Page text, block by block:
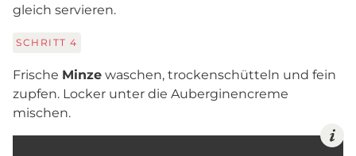
gleich servieren.
SCHRITT 4
Frische Minze waschen, trockenschütteln und fein
zupfen. Locker unter die Auberginencreme
mischen.